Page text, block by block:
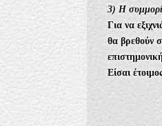
3) Η
Για να
θα βρεθούν
Είσαι